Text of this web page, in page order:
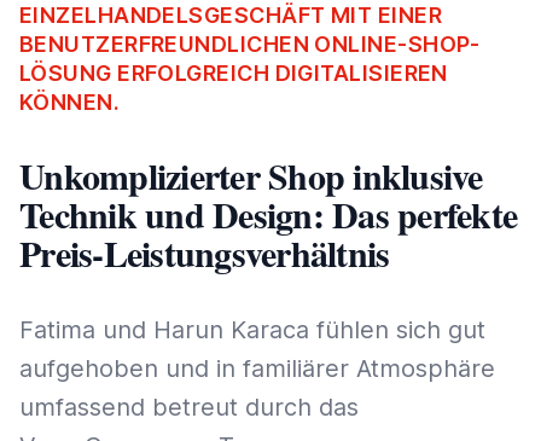
EINZELHANDELSGESCHÄFT MIT EINER
BENUTZERFREUNDLICHEN ONLINE-SHOP-
LÖSUNG ERFOLGREICH DIGITALISIEREN
KÖNNEN.
Unkomplizierter Shop inklusive
Technik und Design: Das perfekte
Preis-Leistungsverhältnis
Fatima und Harun Karaca fühlen sich gut
aufgehoben und in familiärer Atmosphäre
umfassend betreut durch das